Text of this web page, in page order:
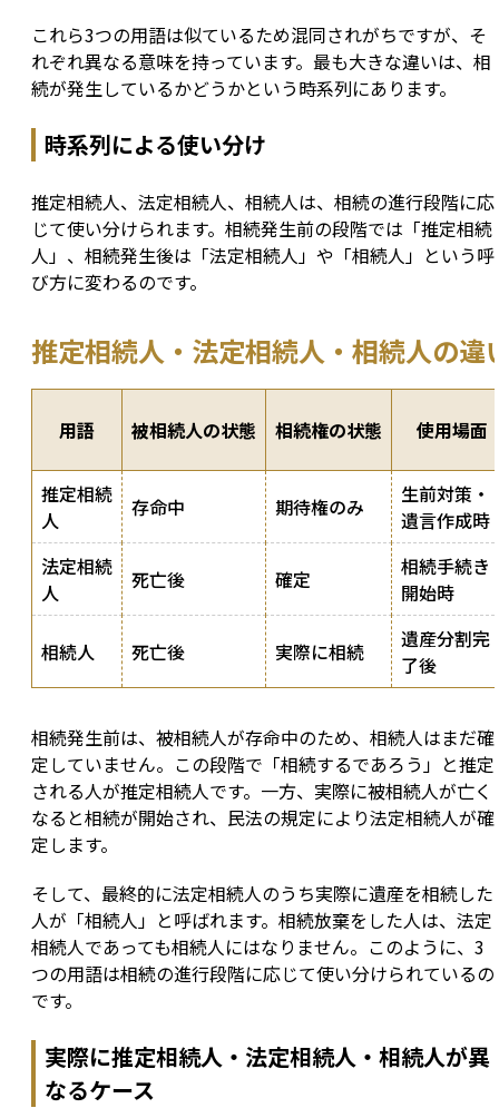
これら3つの用語は似ているため混同されがちですが、そ
れぞれ異なる意味を持っています。最も大きな違いは、相
続が発生しているかどうかという時系列にあります。
時系列による使い分け
推定相続人、法定相続人、相続人は、相続の進行段階に応
じて使い分けられます。相続発生前の段階では「推定相続
人」、相続発生後は「法定相続人」や「相続人」という呼
び方に変わるのです。
用語 被相続人の状態 相続権の状態 使用場面
推定相続
人
存命中 期待権のみ
生前対策・
遺言作成時
法定相続
人
死亡後 確定
相続手続き
開始時
相続人 死亡後 実際に相続
遺産分割完
了後
推定相続人・法定相続人・相続人の違
相続発生前は、被相続人が存命中のため、相続人はまだ確
定していません。この段階で「相続するであろう」と推定
される人が推定相続人です。一方、実際に被相続人が亡く
なると相続が開始され、民法の規定により法定相続人が確
定します。
そして、最終的に法定相続人のうち実際に遺産を相続した
人が「相続人」と呼ばれます。相続放棄をした人は、法定
相続人であっても相続人にはなりません。このように、3
つの用語は相続の進行段階に応じて使い分けられているの
です。
実際に推定相続人・法定相続人・相続人が異
なるケース